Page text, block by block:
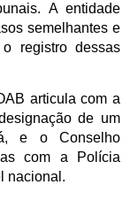
A entidade
semelhantes e
o registro dessas
articula com a
de um
e o Conselho
com a Polícia
nacional.